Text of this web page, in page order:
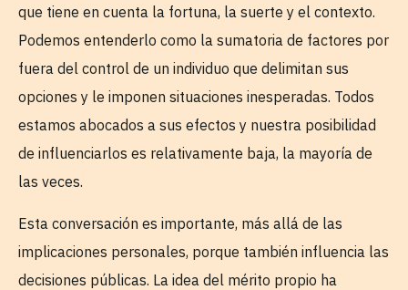
que tiene en cuenta la fortuna, la suerte y el contexto.
Podemos entenderlo como la sumatoria de factores por
fuera del control de un individuo que delimitan sus
opciones y le imponen situaciones inesperadas. Todos
estamos abocados a sus efectos y nuestra posibilidad
de influenciarlos es relativamente baja, la mayoría de
las veces.
Esta conversación es importante, más allá de las
implicaciones personales, porque también influencia las
decisiones públicas. La idea del mérito propio ha